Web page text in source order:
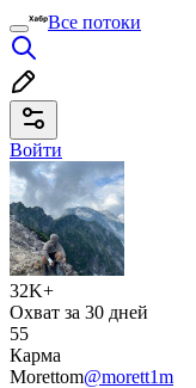
Все потоки
Войти
32K+
Охват за 30 дней
55
Карма
Morettom@morett1m